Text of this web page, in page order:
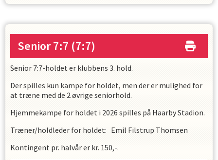
Senior 7:7 (7:7)
Senior 7:7-holdet er klubbens 3. hold.
Der spilles kun kampe for holdet, men der er mulighed for
at træne med de 2 øvrige seniorhold.
Hjemmekampe for holdet i 2026 spilles på Haarby Stadion.
Træner/holdleder for holdet: Emil Filstrup Thomsen
Kontingent pr. halvår er kr. 150,-.